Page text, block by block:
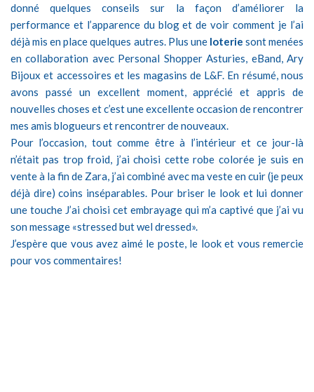
donné quelques conseils sur la façon d’améliorer la
performance et l’apparence du blog et de voir comment je l’ai
déjà mis en place quelques autres. Plus une loterie sont menées
en collaboration avec Personal Shopper Asturies, eBand, Ary
Bijoux et accessoires et les magasins de L&F. En résumé, nous
avons passé un excellent moment, apprécié et appris de
nouvelles choses et c’est une excellente occasion de rencontrer
mes amis blogueurs et rencontrer de nouveaux.
Pour l’occasion, tout comme être à l’intérieur et ce jour-là
n’était pas trop froid, j’ai choisi cette robe colorée je suis en
vente à la fin de Zara, j’ai combiné avec ma veste en cuir (je peux
déjà dire) coins inséparables. Pour briser le look et lui donner
une touche J’ai choisi cet embrayage qui m’a captivé que j’ai vu
son message «stressed but wel dressed».
J’espère que vous avez aimé le poste, le look et vous remercie
pour vos commentaires!